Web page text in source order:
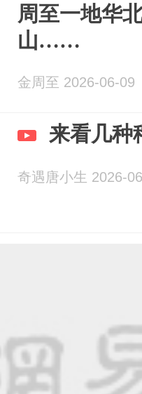
周至一地华
山……
金周至 2026-06-09
来看几种
奇遇唐小生 2026-